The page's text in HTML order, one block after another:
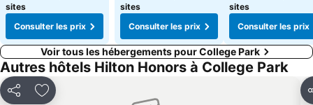
sites
Consulter les prix
sites
Consulter les prix
sites
Consulter les prix
Voir tous les hébergements pour College Park
Autres hôtels Hilton Honors à College Park
PartagerAjouter à mes favoris